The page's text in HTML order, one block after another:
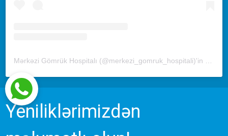
Yeniliklərimizdən